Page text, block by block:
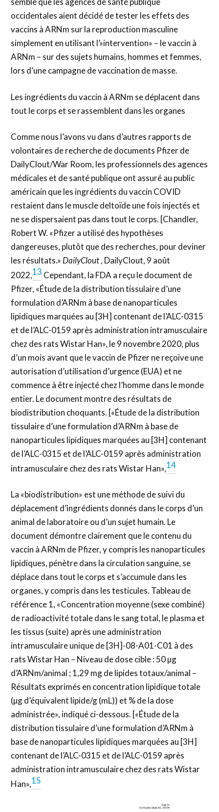
occidentales aient décidé de tester les effets des
vaccins à ARNm sur la reproduction masculine
simplement en utilisant l’»intervention» – le vaccin à
ARNm – sur des sujets humains, hommes et femmes,
lors d’une campagne de vaccination de masse.
Les ingrédients du vaccin à ARNm se déplacent dans
tout le corps et se rassemblent dans les organes
Comme nous l’avons vu dans d’autres rapports de
volontaires de recherche de documents Pfizer de
DailyClout/War Room, les professionnels des agences
médicales et de santé publique ont assuré au public
américain que les ingrédients du vaccin COVID
restaient dans le muscle deltoïde une fois injectés et
ne se dispersaient pas dans tout le corps. [Chandler,
Robert W. «Pfizer a utilisé des hypothèses
dangereuses, plutôt que des recherches, pour deviner
les résultats.»DailyClout, DailyClout, 9 août
2022,13 Cependant, la FDA a reçu le document de
Pfizer, «Étude de la distribution tissulaire d’une
formulation d’ARNm à base de nanoparticules
lipidiques marquées au [3H] contenant de l’ALC-0315
et de l’ALC-0159 après administration intramusculaire
chez des rats Wistar Han», le 9 novembre 2020, plus
d’un mois avant que le vaccin de Pfizer ne reçoive une
autorisation d’utilisation d’urgence (EUA) et ne
commence à être injecté chez l’homme dans le monde
entier. Le document montre des résultats de
biodistribution choquants. [«Étude de la distribution
tissulaire d’une formulation d’ARNm à base de
nanoparticules lipidiques marquées au [3H] contenant
de l’ALC-0315 et de l’ALC-0159 après administration
intramusculaire chez des rats Wistar Han»,14
La «biodistribution» est une méthode de suivi du
déplacement d’ingrédients donnés dans le corps d’un
animal de laboratoire ou d’un sujet humain. Le
document démontre clairement que le contenu du
vaccin à ARNm de Pfizer, y compris les nanoparticules
lipidiques, pénètre dans la circulation sanguine, se
déplace dans tout le corps et s’accumule dans les
organes, y compris dans les testicules. Tableau de
référence 1, «Concentration moyenne (sexe combiné)
de radioactivité totale dans le sang total, le plasma et
les tissus (suite) après une administration
intramusculaire unique de [3H]-08-A01-C01 à des
rats Wistar Han – Niveau de dose cible : 50 µg
d’ARNm/animal ; 1,29 mg de lipides totaux/animal –
Résultats exprimés en concentration lipidique totale
(µg d’équivalent lipide/g (mL)) et % de la dose
administrée», indiqué ci-dessous. [«Étude de la
distribution tissulaire d’une formulation d’ARNm à
base de nanoparticules lipidiques marquées au [3H]
contenant de l’ALC-0315 et de l’ALC-0159 après
administration intramusculaire chez des rats Wistar
Han»,15